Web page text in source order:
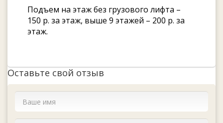
Подъем на этаж без грузового лифта –
150 р. за этаж, выше 9 этажей – 200 р. за
этаж.
Оставьте свой отзыв